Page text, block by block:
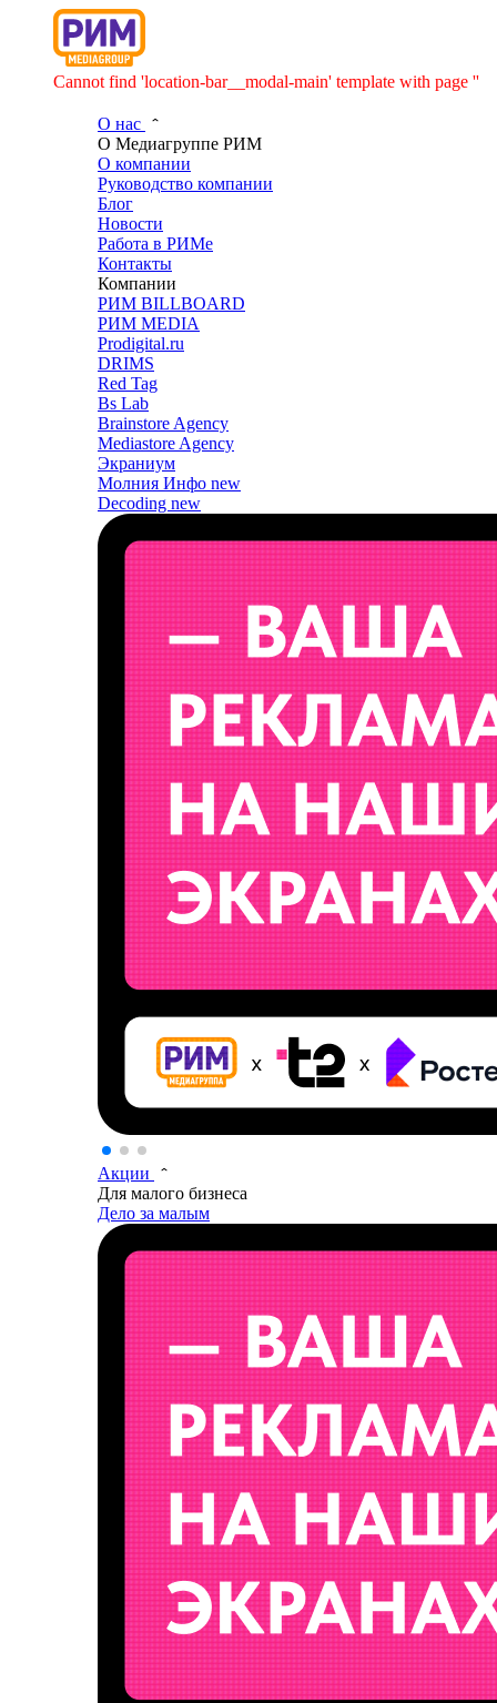
Cannot find 'location-bar__modal-main' template with page ''
О нас
О Медиагруппе РИМ
О компании
Руководство компании
Блог
Новости
Работа в РИМе
Контакты
Компании
РИМ BILLBOARD
РИМ MEDIA
Prodigital.ru
DRIMS
Red Tag
Bs Lab
Brainstore Agency
Mediastore Agency
Экраниум
Молния Инфо new
Decoding new
Акции
Для малого бизнеса
Дело за малым